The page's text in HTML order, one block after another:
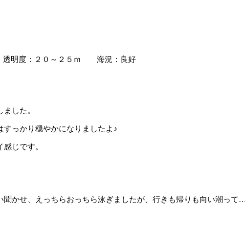
度：２０～２５ｍ 海況：良好
した。
っかり穏やかになりましたよ♪
じです。
かせ、えっちらおっちら泳ぎましたが、行きも帰りも向い潮っ